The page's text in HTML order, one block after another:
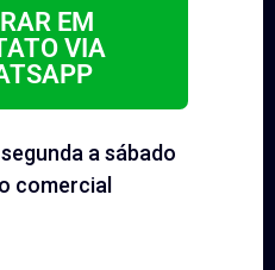
EM
VIA
a sábado
comercial